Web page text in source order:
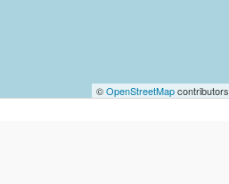
©OpenStreetMapcontributors